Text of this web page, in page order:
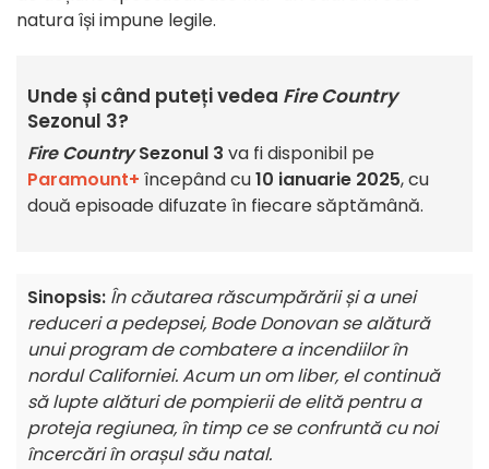
natura își impune legile.
Unde și când puteți vedea Fire Country
Sezonul 3?
Fire CountrySezonul 3 va fi disponibil pe
Paramount+ începând cu10 ianuarie 2025, cu
două episoade difuzate în fiecare săptămână.
Sinopsis: În căutarea răscumpărării și a unei
reduceri a pedepsei, Bode Donovan se alătură
unui program de combatere a incendiilor în
nordul Californiei. Acum un om liber, el continuă
să lupte alături de pompierii de elită pentru a
proteja regiunea, în timp ce se confruntă cu noi
încercări în orașul său natal.